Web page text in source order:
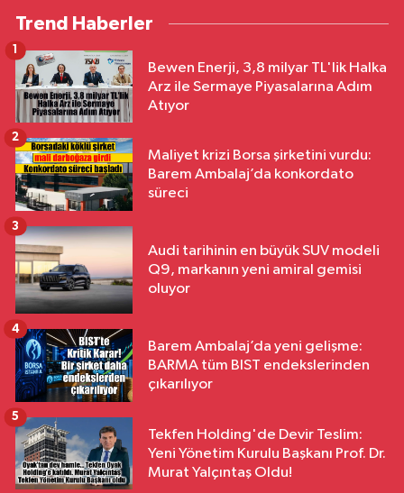
Trend Haberler
Bewen Enerji, 3,8 milyar TL'lik Halka
Arz ile Sermaye Piyasalarına Adım
Atıyor
1
Maliyet krizi Borsa şirketini vurdu:
Barem Ambalaj’da konkordato
süreci
2
Audi tarihinin en büyük SUV modeli
Q9, markanın yeni amiral gemisi
oluyor
3
Barem Ambalaj’da yeni gelişme:
BARMA tüm BIST endekslerinden
çıkarılıyor
4
Tekfen Holding'de Devir Teslim:
Yeni Yönetim Kurulu Başkanı Prof. Dr.
Murat Yalçıntaş Oldu!
5